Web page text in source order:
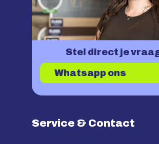
Stel direct je
Whatsapp ons
Service & Contact